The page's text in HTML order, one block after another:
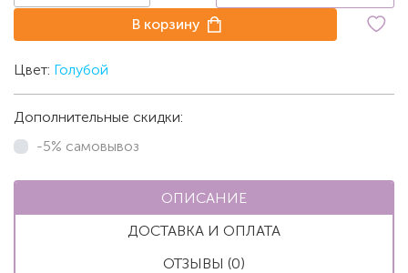
В корзину
Цвет: Голубой
Дополнительные скидки:
-5% самовывоз
ОПИСАНИЕ
ДОСТАВКА И ОПЛАТА
ОТЗЫВЫ (0)